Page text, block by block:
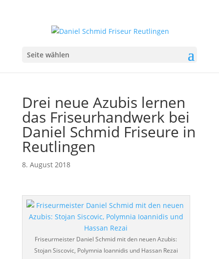
Seite wählen
Drei neue Azubis lernen
das Friseurhandwerk bei
Daniel Schmid Friseure in
Reutlingen
8. August 2018
Friseurmeister Daniel Schmid mit den neuen Azubis:
Stojan Siscovic, Polymnia Ioannidis und Hassan Rezai